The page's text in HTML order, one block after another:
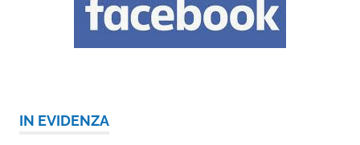
IN EVIDENZA